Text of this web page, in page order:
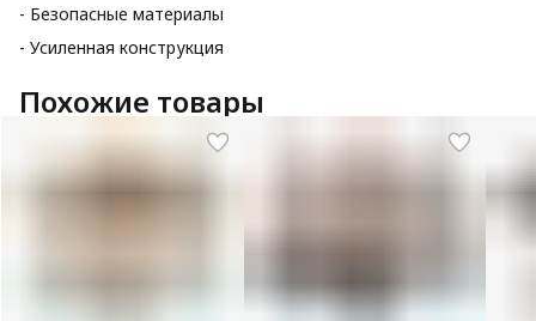
- Безопасные материалы
- Усиленная конструкция
Похожие товары